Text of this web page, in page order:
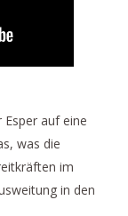
auf eine
was die
im
in den